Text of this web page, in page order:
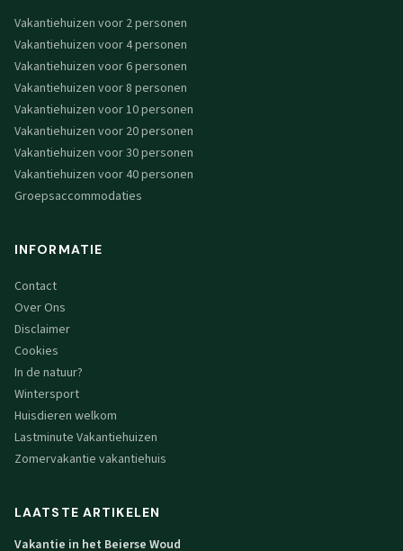
Vakantiehuizen voor 2 personen
Vakantiehuizen voor 4 personen
Vakantiehuizen voor 6 personen
Vakantiehuizen voor 8 personen
Vakantiehuizen voor 10 personen
Vakantiehuizen voor 20 personen
Vakantiehuizen voor 30 personen
Vakantiehuizen voor 40 personen
Groepsaccommodaties
INFORMATIE
Contact
Over Ons
Disclaimer
Cookies
In de natuur?
Wintersport
Huisdieren welkom
Lastminute Vakantiehuizen
Zomervakantie vakantiehuis
LAATSTE ARTIKELEN
Vakantie in het Beierse Woud